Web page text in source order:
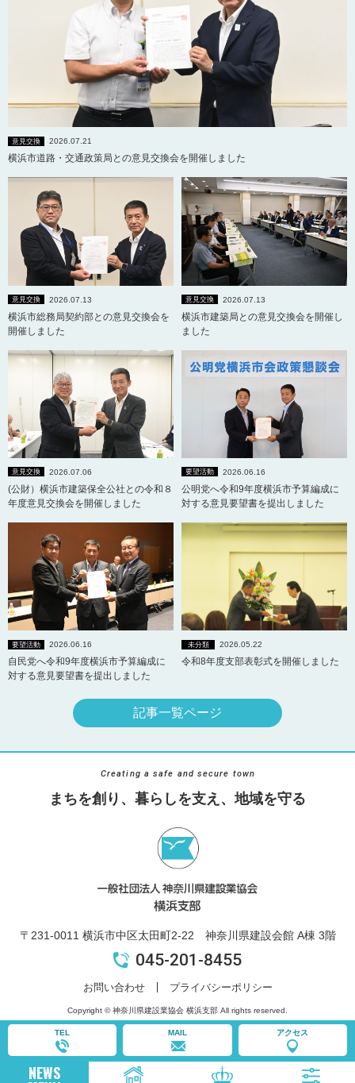
意見交換 2026.07.21
横浜市道路・交通政策局との意見交換会を開催しました
意見交換 2026.07.13
横浜市総務局契約部との意見交換会を
開催しました
意見交換 2026.07.13
横浜市建築局との意見交換会を開催し
ました
意見交換 2026.07.06
(公財）横浜市建築保全公社との令和８
年度意見交換会を開催しました
要望活動 2026.06.16
公明党へ令和9年度横浜市予算編成に
対する意見要望書を提出しました
要望活動 2026.06.16
自民党へ令和9年度横浜市予算編成に
対する意見要望書を提出しました
未分類 2026.05.22
令和8年度支部表彰式を開催しました
記事一覧ページ
NEWS
Creating a safe and secure town
まちを創り、暮らしを支え、地域を守る
〒231-0011 横浜市中区太田町2-22 神奈川県建設会館 A棟 3階
045-201-8455
お問い合わせ プライバシーポリシー
Copyright © 神奈川県建設業協会 横浜支部 All rights reserved.
TEL MAIL アクセス